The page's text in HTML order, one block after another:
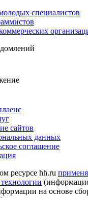
специалистов
сайтов
данных
соглашение
ресурсе hh.ru
на основе